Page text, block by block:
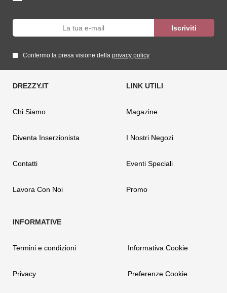
Confermo la presa visione della privacy policy
Chi Siamo
Diventa Inserzionista
Contatti
Lavora Con Noi
Magazine
I Nostri Negozi
Eventi Speciali
Promo
Termini e condizioni
Privacy
Informativa Cookie
Preferenze Cookie